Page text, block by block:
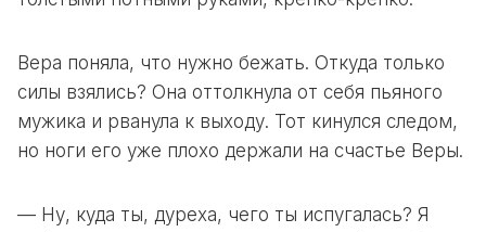
Вера поняла, что нужно бежать. Откуда только
силы взялись? Она оттолкнула от себя пьяного
мужика и рванула к выходу. Тот кинулся следом,
но ноги его уже плохо держали на счастье Веры.
— Ну, куда ты, дуреха, чего ты испугалась? Я